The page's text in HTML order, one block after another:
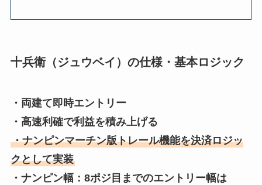
十兵衛（ジュウベイ）の仕様・基本ロジック
・両建て即時エントリー
・高速利確で利益を積み上げる
・ナンピンマーチン版トレール機能を決済ロジッ
クとして実装
・ナンピン幅：8ポジ目までのエントリー幅は